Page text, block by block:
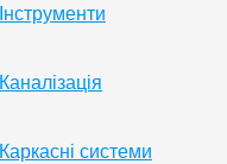
Інструменти
Каналізація
Каркасні системи